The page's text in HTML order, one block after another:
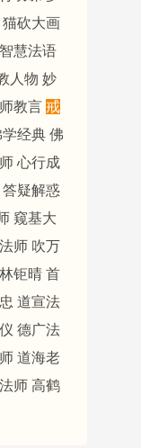
猫砍大画
智慧法语
人物 妙
师教言 戒
学经典 佛
心行成
答疑解惑
窥基大
师 吹万
林钜晴 首
道宣法
德广法
道海老
师 高鹤